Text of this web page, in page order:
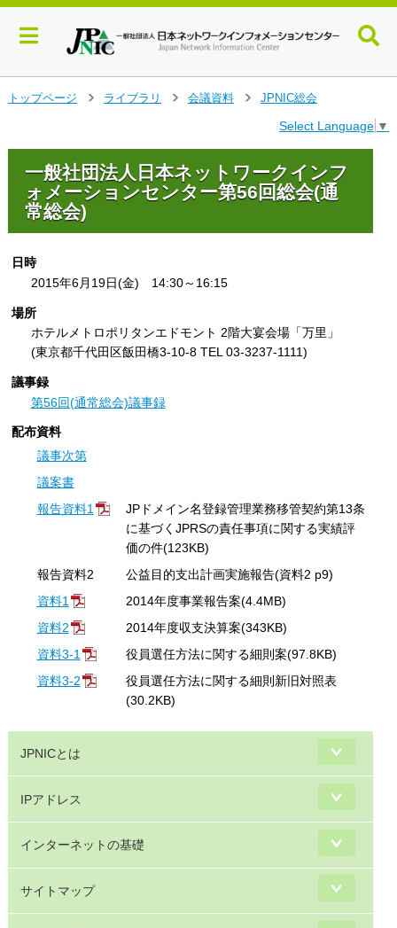
コ
トップページ
ライブラリ
会議資料
JPNIC総会
Select Language ▼
一般社団法人日本ネットワークインフ
ォメーションセンター第56回総会(通
常総会)
日時
2015年6月19日(金) 14:30～16:15
場所
ホテルメトロポリタンエドモント 2階大宴会場「万里」
(東京都千代田区飯田橋3-10-8 TEL 03-3237-1111)
議事録
第56回(通常総会)議事録
配布資料
議事次第
議案書
報告資料1
JPドメイン名登録管理業務移管契約第13条
に基づくJPRSの責任事項に関する実績評
価の件(123KB)
報告資料2
公益目的支出計画実施報告(資料2 p9)
資料1
2014年度事業報告案(4.4MB)
資料2
2014年度収支決算案(343KB)
資料3-1
役員選任方法に関する細則案(97.8KB)
資料3-2
役員選任方法に関する細則新旧対照表
(30.2KB)
JPNICとは
IPアドレス
インターネットの基礎
サイトマップ